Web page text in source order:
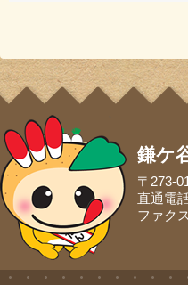
鎌ケ
〒273-
直通電
ファク